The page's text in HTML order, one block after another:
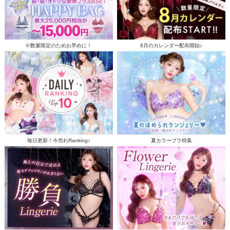
※数量限定のためお早めに！ 8月のカレンダー配布開始♪
毎日更新！今売れRanking♪ 夏カラーブラ特集